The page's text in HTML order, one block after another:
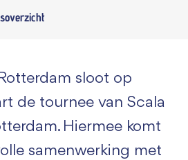
sloot op
de tournee van Scala
Hiermee komt
samenwerking met